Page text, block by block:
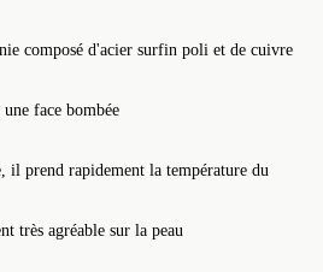
composé d'acier surfin poli et de cuivre
face bombée
il prend rapidement la température du
très agréable sur la peau